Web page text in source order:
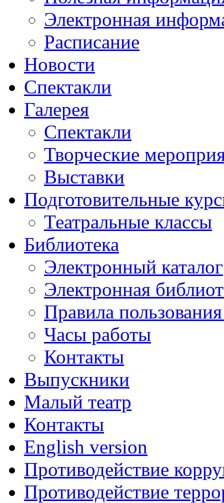
Электронная
Расписание
Новости
Спектакли
Галерея
Спектакли
Творческие
Выставки
Подготовительные
Театральные классы
Библиотека
Электронный каталог
Электронная
Правила
Часы работы
Контакты
Выпускники
Малый театр
Контакты
English version
Противодействие
Противодействие